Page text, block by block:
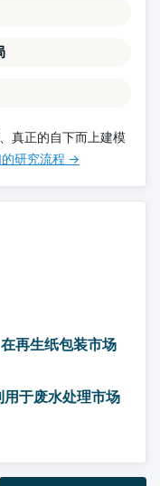
真正的自下而上建模
研究流程 →
再生纸包装市场
于废水处理市场